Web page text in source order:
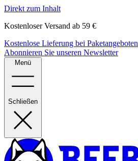
Direkt zum Inhalt
Kostenloser Versand ab 59 €
Kostenlose Lieferung bei Paketangeboten
Abonnieren Sie unseren Newsletter
Menü
Schließen